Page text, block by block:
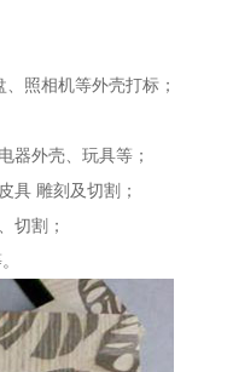
照相机等外壳打标；
器外壳、玩具等；
具 雕刻及切割；
切割；